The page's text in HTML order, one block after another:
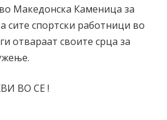
Македонска Каменица за
сите спортски работници во
отвараат своите срца за
ВО СЕ !